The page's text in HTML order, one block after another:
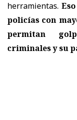
herramientas.
policías con
permitan
criminales y su